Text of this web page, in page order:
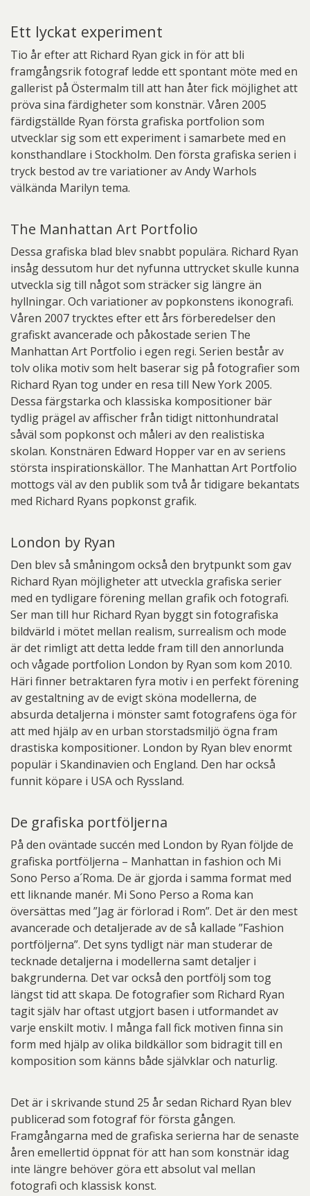
Ett lyckat experiment
Tio år efter att Richard Ryan gick in för att bli
framgångsrik fotograf ledde ett spontant möte med en
gallerist på Östermalm till att han åter fick möjlighet att
pröva sina färdigheter som konstnär. Våren 2005
färdigställde Ryan första grafiska portfolion som
utvecklar sig som ett experiment i samarbete med en
konsthandlare i Stockholm. Den första grafiska serien i
tryck bestod av tre variationer av Andy Warhols
välkända Marilyn tema.
The Manhattan Art Portfolio
Dessa grafiska blad blev snabbt populära. Richard Ryan
insåg dessutom hur det nyfunna uttrycket skulle kunna
utveckla sig till något som sträcker sig längre än
hyllningar. Och variationer av popkonstens ikonografi.
Våren 2007 trycktes efter ett års förberedelser den
grafiskt avancerade och påkostade serien The
Manhattan Art Portfolio i egen regi. Serien består av
tolv olika motiv som helt baserar sig på fotografier som
Richard Ryan tog under en resa till New York 2005.
Dessa färgstarka och klassiska kompositioner bär
tydlig prägel av affischer från tidigt nittonhundratal
såväl som popkonst och måleri av den realistiska
skolan. Konstnären Edward Hopper var en av seriens
största inspirationskällor. The Manhattan Art Portfolio
mottogs väl av den publik som två år tidigare bekantats
med Richard Ryans popkonst grafik.
London by Ryan
Den blev så småningom också den brytpunkt som gav
Richard Ryan möjligheter att utveckla grafiska serier
med en tydligare förening mellan grafik och fotografi.
Ser man till hur Richard Ryan byggt sin fotografiska
bildvärld i mötet mellan realism, surrealism och mode
är det rimligt att detta ledde fram till den annorlunda
och vågade portfolion London by Ryan som kom 2010.
Häri finner betraktaren fyra motiv i en perfekt förening
av gestaltning av de evigt sköna modellerna, de
absurda detaljerna i mönster samt fotografens öga för
att med hjälp av en urban storstadsmiljö ögna fram
drastiska kompositioner. London by Ryan blev enormt
populär i Skandinavien och England. Den har också
funnit köpare i USA och Ryssland.
De grafiska portföljerna
På den oväntade succén med London by Ryan följde de
grafiska portföljerna – Manhattan in fashion och Mi
Sono Perso a´Roma. De är gjorda i samma format med
ett liknande manér. Mi Sono Perso a Roma kan
översättas med ”Jag är förlorad i Rom”. Det är den mest
avancerade och detaljerade av de så kallade ”Fashion
portföljerna”. Det syns tydligt när man studerar de
tecknade detaljerna i modellerna samt detaljer i
bakgrunderna. Det var också den portfölj som tog
längst tid att skapa. De fotografier som Richard Ryan
tagit själv har oftast utgjort basen i utformandet av
varje enskilt motiv. I många fall fick motiven finna sin
form med hjälp av olika bildkällor som bidragit till en
komposition som känns både självklar och naturlig.
Det är i skrivande stund 25 år sedan Richard Ryan blev
publicerad som fotograf för första gången.
Framgångarna med de grafiska serierna har de senaste
åren emellertid öppnat för att han som konstnär idag
inte längre behöver göra ett absolut val mellan
fotografi och klassisk konst.